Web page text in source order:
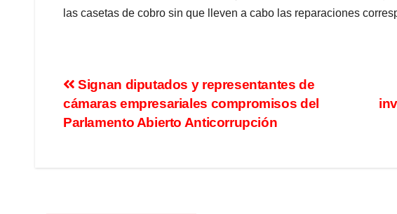
las casetas de cobro sin que lleven a cabo las reparaciones
Signan diputados y representantes de
cámaras empresariales compromisos del
Parlamento Abierto Anticorrupción